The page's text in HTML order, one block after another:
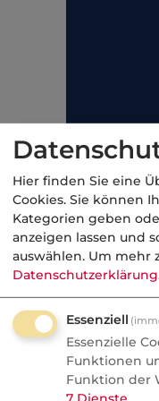
Welche
Bausparen?
Der Staat fördert
Einzahlungen
wird eine
Hier finden Sie eine
Cookies. Sie können
Kategorien geben
anzeigen lassen und
auswählen. Um mehr
Datenschutzerklärung
Essenziell
Essenzielle
Funktionen
Funktion der